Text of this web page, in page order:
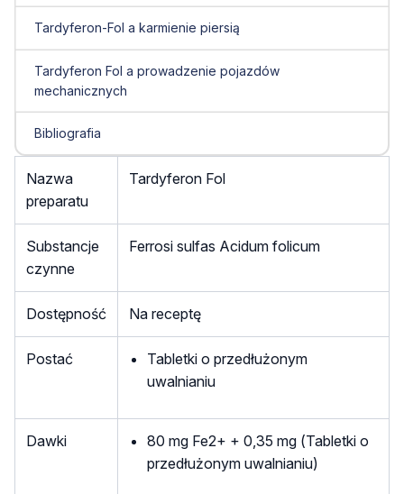
Tardyferon-Fol a karmienie piersią
Tardyferon Fol a prowadzenie pojazdów
mechanicznych
Bibliografia
Nazwa
preparatu
Tardyferon Fol
Substancje
czynne
Ferrosi sulfas Acidum folicum
Dostępność Na receptę
Postać
Tabletki o przedłużonym
uwalnianiu
Dawki
80 mg Fe2+ + 0,35 mg (Tabletki o
przedłużonym uwalnianiu)